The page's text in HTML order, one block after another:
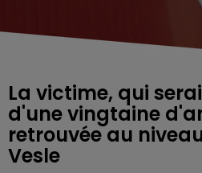
La victime, qui
d'une vingtaine
retrouvée au
Vesle